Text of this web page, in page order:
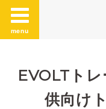
menu
EVOLTト
供向け